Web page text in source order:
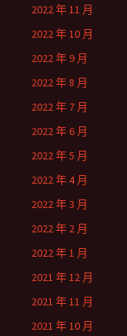
2022 年 11 月
2022 年 10 月
2022 年 9 月
2022 年 8 月
2022 年 7 月
2022 年 6 月
2022 年 5 月
2022 年 4 月
2022 年 3 月
2022 年 2 月
2022 年 1 月
2021 年 12 月
2021 年 11 月
2021 年 10 月